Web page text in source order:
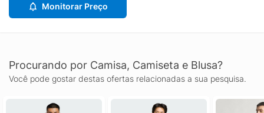
Monitorar Preço
Procurando por Camisa, Camiseta e Blusa?
Você pode gostar destas ofertas relacionadas a sua pesquisa.